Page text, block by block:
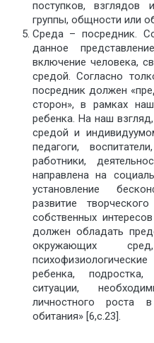
поступков, взглядов
группы, общности или
Среда – посредник.
данное
включение человека,
средой. Согласно
посредник должен
сторон», в рамках
ребенка. На наш
средой и
педагоги,
работники,
направлена на
установление
развитие
собственных
должен обладать
окружающих
ребенка,
ситуации,
личностного роста
обитания» [6,с.23].